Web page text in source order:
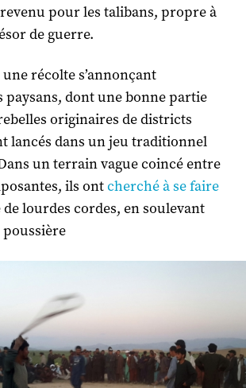
pour les talibans, propre à
de guerre.
récolte s’annonçant
paysans, dont une bonne partie
originaires de districts
lancés dans un jeu traditionnel
un terrain vague coincé entre
ils ontcherché à se faire
de lourdes cordes, en soulevant
poussière